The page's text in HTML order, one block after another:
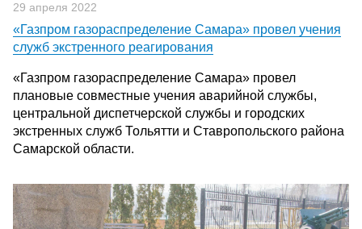
29 апреля 2022
«Газпром газораспределение Самара» провел учения
служб экстренного реагирования
«Газпром газораспределение Самара» провел
плановые совместные учения аварийной службы,
центральной диспетчерской службы и городских
экстренных служб Тольятти и Ставропольского района
Самарской области.